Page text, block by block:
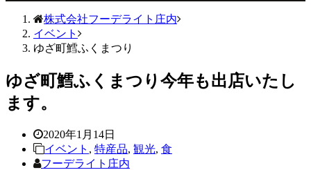
株式会社フーデライト庄内
イベント
ゆざ町鱈ふくまつり
ゆざ町鱈ふくまつり 今年も出店いたし
ます。
2020年1月14日
イベント , 特産品, 観光, 食
フーデライト庄内